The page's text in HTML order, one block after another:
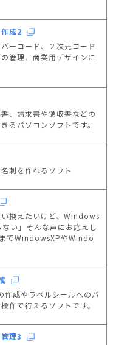
成2
ーコード、２次元コード
管理、商業用デザインに
、請求書や領収書などの
るパソコンソフトです。
刺を作れるソフト
い換えたいけど、Windows
い」そんな声にお応えし
でWindowsXPやWindo
作成やラベルシールへのバ
作で行えるソフトです。
理3